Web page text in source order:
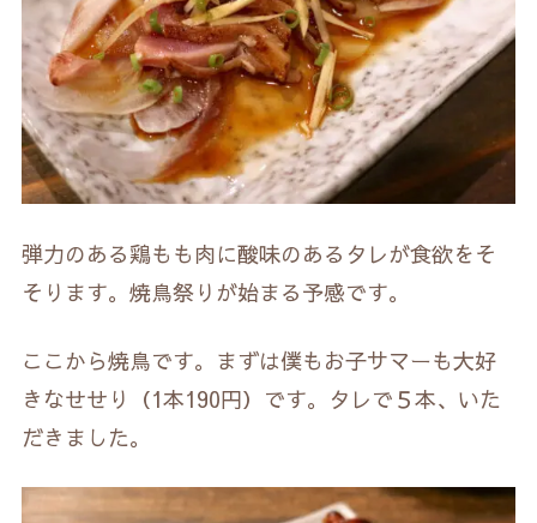
弾力のある鶏もも肉に酸味のあるタレが食欲をそ
そります。焼鳥祭りが始まる予感です。
ここから焼鳥です。まずは僕もお子サマーも大好
きなせせり（1本190円）です。タレで５本、いた
だきました。